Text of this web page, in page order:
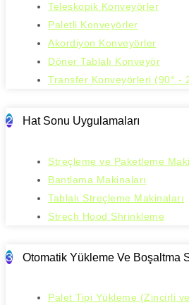
Teleskopik Konveyörler
Paletli Konveyörler
Akordiyon Konveyörler
Döner Tablalı Konveyör
Transfer Konveyörleri (90° -
2 Hat Sonu Uygulamaları
Streçleme ve Paketleme
Bantlama Makinaları
Tablalı Streçleme Makinaları
Strech Hood Shrinkleme
3 Otomatik Yükleme Ve Boşaltma
Palet Tipi Yükleme (Zincirli